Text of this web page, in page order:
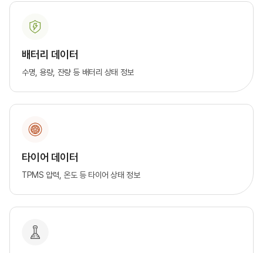
배터리 데이터
수명, 용량, 잔량 등 배터리 상태 정보
타이어 데이터
TPMS 압력, 온도 등 타이어 상태 정보